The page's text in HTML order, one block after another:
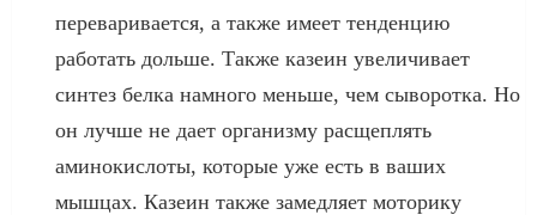
переваривается, а также имеет тенденцию
работать дольше. Также казеин увеличивает
синтез белка намного меньше, чем сыворотка. Но
он лучше не дает организму расщеплять
аминокислоты, которые уже есть в ваших
мышцах. Казеин также замедляет моторику